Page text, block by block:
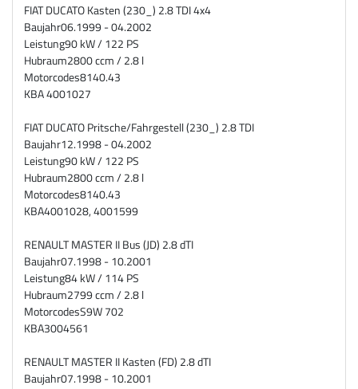
FIAT DUCATO Kasten (230_) 2.8 TDI 4x4
Baujahr06.1999 - 04.2002
Leistung90 kW / 122 PS
Hubraum2800 ccm / 2.8 l
Motorcodes8140.43
KBA 4001027
FIAT DUCATO Pritsche/Fahrgestell (230_) 2.8 TDI
Baujahr12.1998 - 04.2002
Leistung90 kW / 122 PS
Hubraum2800 ccm / 2.8 l
Motorcodes8140.43
KBA4001028, 4001599
RENAULT MASTER II Bus (JD) 2.8 dTI
Baujahr07.1998 - 10.2001
Leistung84 kW / 114 PS
Hubraum2799 ccm / 2.8 l
MotorcodesS9W 702
KBA3004561
RENAULT MASTER II Kasten (FD) 2.8 dTI
Baujahr07.1998 - 10.2001